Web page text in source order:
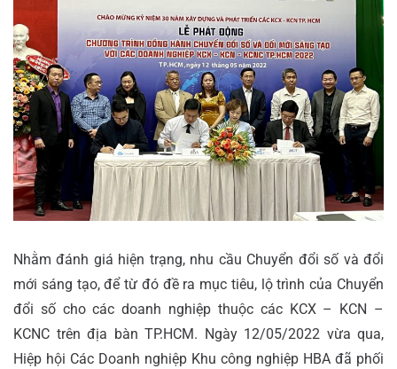
Nhằm đánh giá hiện trạng, nhu cầu Chuyển đổi số và đổi
mới sáng tạo, để từ đó đề ra mục tiêu, lộ trình của Chuyển
đổi số cho các doanh nghiệp thuộc các KCX – KCN –
KCNC trên địa bàn TP.HCM. Ngày 12/05/2022 vừa qua,
Hiệp hội Các Doanh nghiệp Khu công nghiệp HBA đã phối